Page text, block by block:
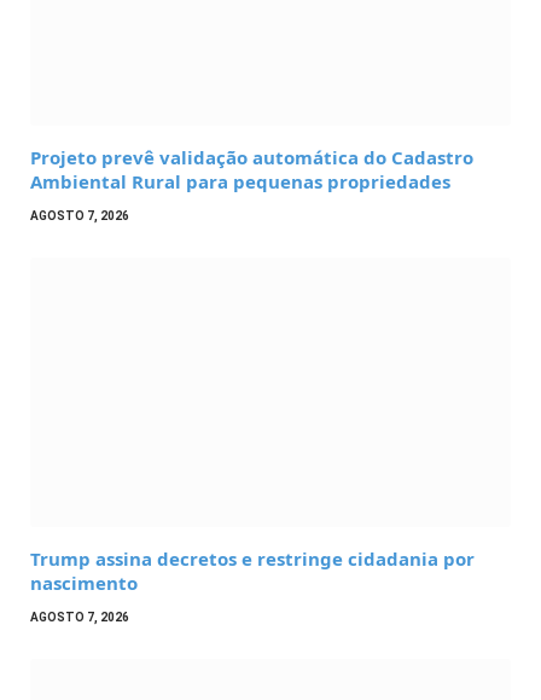
Projeto prevê validação automática do Cadastro
Ambiental Rural para pequenas propriedades
AGOSTO 7, 2026
Trump assina decretos e restringe cidadania por
nascimento
AGOSTO 7, 2026